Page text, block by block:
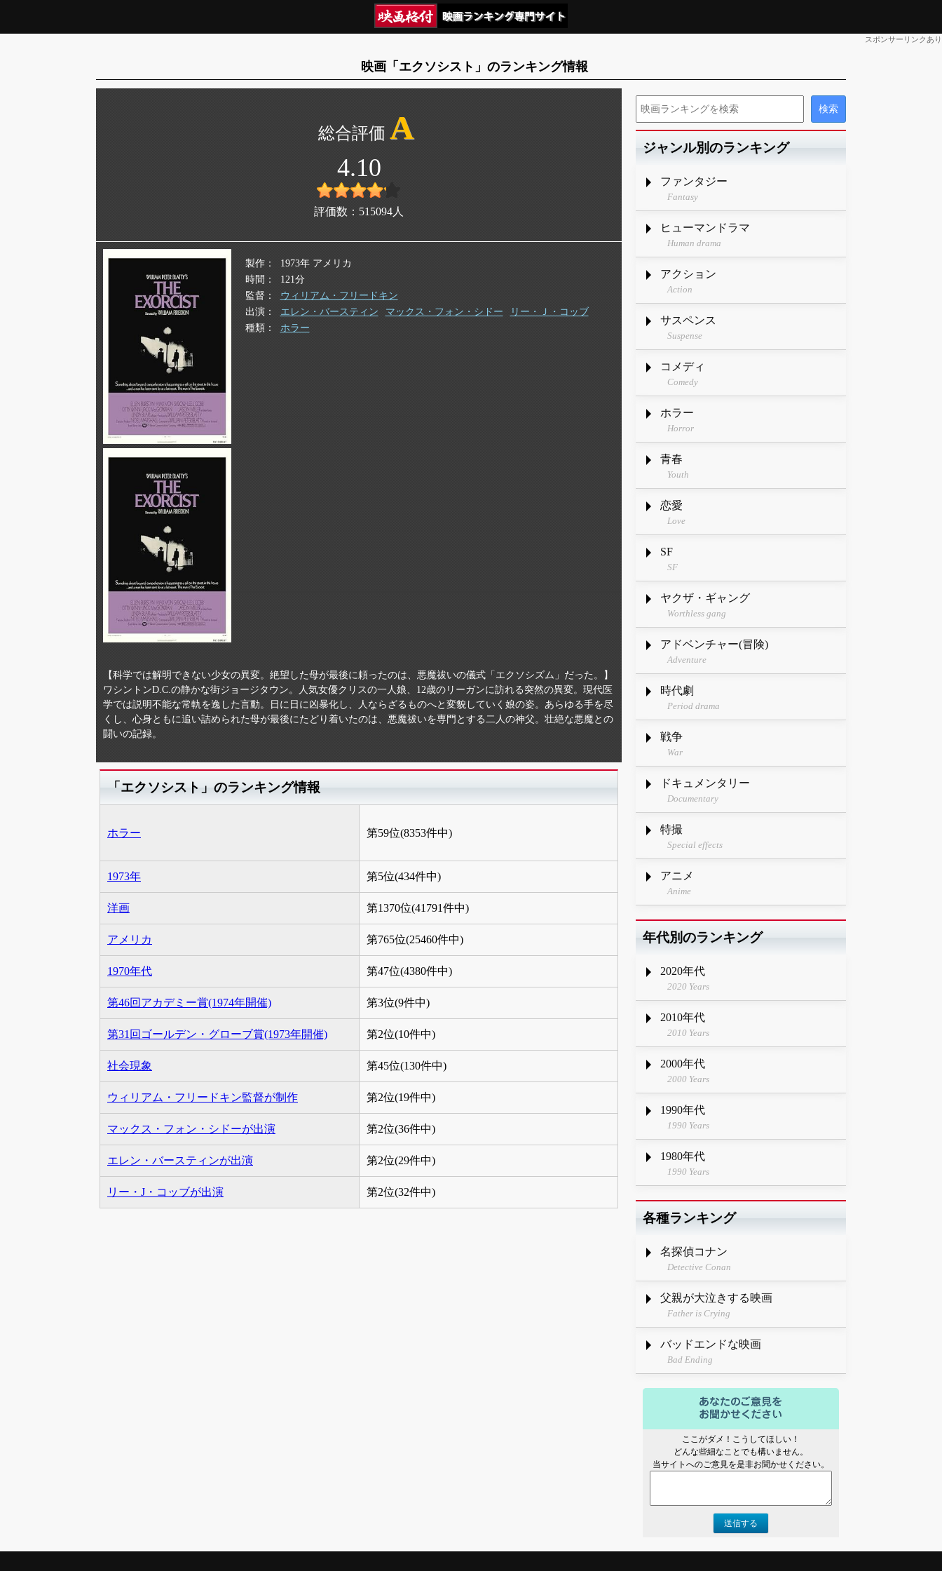
スポンサーリンクあり
映画「エクソシスト」のランキング情報
A
4.10
評価数： 515094 人
製作
1973年 アメリカ
時間
121分
監督
ウィリアム・フリードキン
出演
エレン・バースティン マックス・フォン・シドー
リー・Ｊ・コッブ
種類
ホラー
【科学では解明できない少女の異変。絶望した母が最後に頼ったのは、悪魔祓いの儀式「エクソシズム」だった。】
ワシントンD.C.の静かな街ジョージタウン。人気女優クリスの一人娘、12歳のリーガンに訪れる突然の異変。現代医
学では説明不能な常軌を逸した言動。日に日に凶暴化し、人ならざるものへと変貌していく娘の姿。あらゆる手を尽
くし、心身ともに追い詰められた母が最後にたどり着いたのは、悪魔祓いを専門とする二人の神父。壮絶な悪魔との
闘いの記録。
「エクソシスト」のランキング情報
ホラー 第59位(8353件中)
1973年 第5位(434件中)
洋画 第1370位(41791件中)
アメリカ 第765位(25460件中)
1970年代 第47位(4380件中)
第46回アカデミー賞(1974年開催) 第3位(9件中)
第31回ゴールデン・グローブ賞(1973年開催) 第2位(10件中)
社会現象 第45位(130件中)
ウィリアム・フリードキン監督が制作 第2位(19件中)
マックス・フォン・シドーが出演 第2位(36件中)
エレン・バースティンが出演 第2位(29件中)
リー・J・コッブが出演 第2位(32件中)
ジャンル別のランキング
ファンタジー
Fantasy
ヒューマンドラマ
Human drama
アクション
Action
サスペンス
Suspense
コメディ
Comedy
ホラー
Horror
青春
Youth
恋愛
Love
SF
SF
ヤクザ・ギャング
Worthless gang
アドベンチャー(冒険)
Adventure
時代劇
Period drama
戦争
War
ドキュメンタリー
Documentary
特撮
Special effects
アニメ
Anime
年代別のランキング
2020年代
2020 Years
2010年代
2010 Years
2000年代
2000 Years
1990年代
1990 Years
1980年代
1990 Years
各種ランキング
名探偵コナン
Detective Conan
父親が大泣きする映画
Father is Crying
バッドエンドな映画
Bad Ending
ここがダメ！こうしてほしい！
どんな些細なことでも構いません。
当サイトへのご意見を是非お聞かせください。
送信する